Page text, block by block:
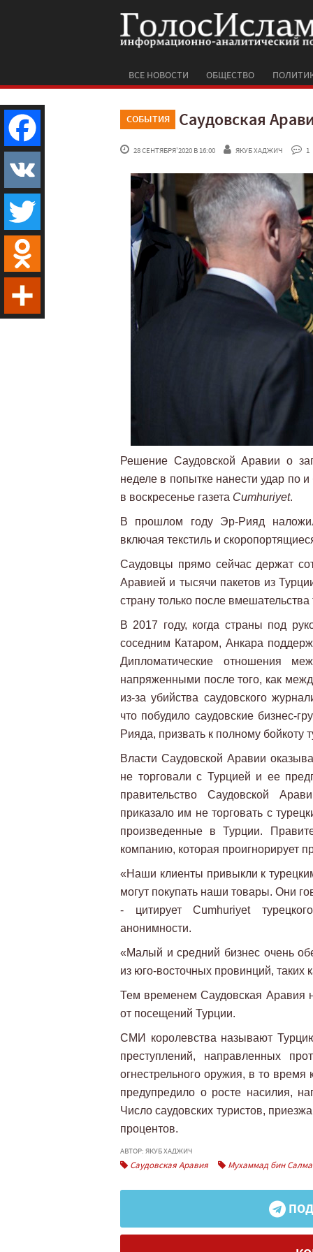
ВСЕ НОВОСТИ ОБЩЕСТВО
СОБЫТИЯ Саудовская
28 СЕНТЯБРЯ'2020 В 16:00 ЯКУБ ХАДЖИЧ 1
Решение Саудовской Аравии о
неделе в попытке нанести удар по
в воскресенье газета Cumhuriyet.
В прошлом году Эр-Рияд
включая текстиль и
Саудовцы прямо сейчас держат
Аравией и тысячи пакетов из
страну только после
В 2017 году, когда страны под
соседним Катаром, Анкара
Дипломатические отношения
напряженными после того, как
из-за убийства саудовского
что побудило саудовские бизнес-
Рияда, призвать к полному бойкоту
Власти Саудовской Аравии
не торговали с Турцией и ее
правительство Саудовской
приказало им не торговать с
произведенные в Турции.
компанию, которая проигнорирует
«Наши клиенты привыкли к
могут покупать наши товары. Они
- цитирует Cumhuriyet
анонимности.
«Малый и средний бизнес очень
из юго-восточных провинций, таких
Тем временем Саудовская Аравия
от посещений Турции.
СМИ королевства называют
преступлений, направленных
огнестрельного оружия, в то
предупредило о росте насилия,
Число саудовских туристов,
процентов.
АВТОР: ЯКУБ ХАДЖИЧ
Саудовская Аравия Мухаммад бин
Facebook
VK
Twitter
Odnoklassniki